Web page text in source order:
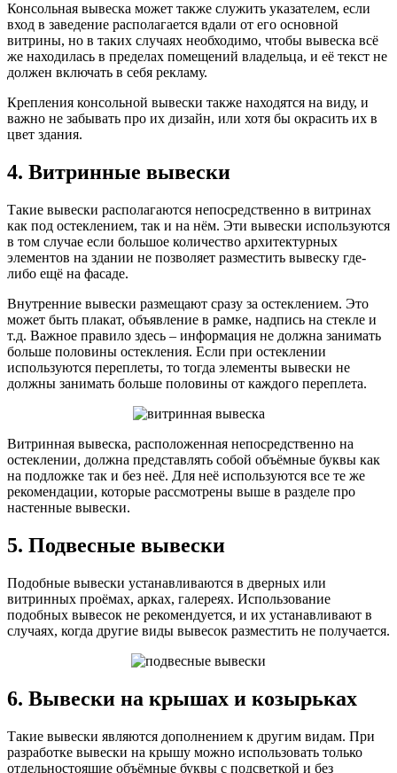
Консольная вывеска может также служить указателем, если
вход в заведение располагается вдали от его основной
витрины, но в таких случаях необходимо, чтобы вывеска всё
же находилась в пределах помещений владельца, и её текст не
должен включать в себя рекламу.
Крепления консольной вывески также находятся на виду, и
важно не забывать про их дизайн, или хотя бы окрасить их в
цвет здания.
4. Витринные вывески
Такие вывески располагаются непосредственно в витринах
как под остеклением, так и на нём. Эти вывески используются
в том случае если большое количество архитектурных
элементов на здании не позволяет разместить вывеску где-
либо ещё на фасаде.
Внутренние вывески размещают сразу за остеклением. Это
может быть плакат, объявление в рамке, надпись на стекле и
т.д. Важное правило здесь – информация не должна занимать
больше половины остекления. Если при остеклении
используются переплеты, то тогда элементы вывески не
должны занимать больше половины от каждого переплета.
Витринная вывеска, расположенная непосредственно на
остеклении, должна представлять собой объёмные буквы как
на подложке так и без неё. Для неё используются все те же
рекомендации, которые рассмотрены выше в разделе про
настенные вывески.
5. Подвесные вывески
Подобные вывески устанавливаются в дверных или
витринных проёмах, арках, галереях. Использование
подобных вывесок не рекомендуется, и их устанавливают в
случаях, когда другие виды вывесок разместить не получается.
6. Вывески на крышах и козырьках
Такие вывески являются дополнением к другим видам. При
разработке вывески на крышу можно использовать только
отдельностоящие объёмные буквы с подсветкой и без